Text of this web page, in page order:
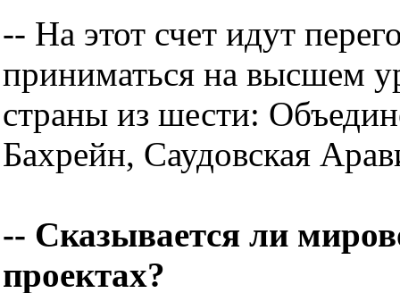
-- На этот счет идут
приниматься на высшем
страны из шести:
Бахрейн, Саудовская
-- Сказывается ли
проектах?